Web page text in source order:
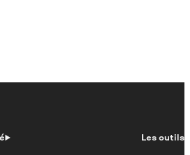
Les outils